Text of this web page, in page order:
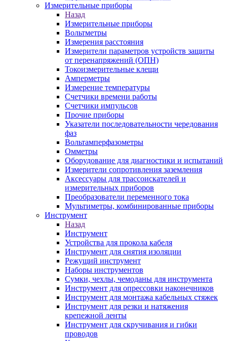
Измерительные приборы
Назад
Измерительные приборы
Вольтметры
Измерения расстояния
Измерители параметров устройств защиты
от перенапряжений (ОПН)
Токоизмерительные клещи
Амперметры
Измерение температуры
Счетчики времени работы
Счетчики импульсов
Прочие приборы
Указатели последовательности чередования
фаз
Вольтамперфазометры
Омметры
Оборудование для диагностики и испытаний
Измерители сопротивления заземления
Аксессуары для трассоискателей и
измерительных приборов
Преобразователи переменного тока
Мультиметры, комбинированные приборы
Инструмент
Назад
Инструмент
Устройства для прокола кабеля
Инструмент для снятия изоляции
Режущий инструмент
Наборы инструментов
Сумки, чехлы, чемоданы для инструмента
Инструмент для опрессовки наконечников
Инструмент для монтажа кабельных стяжек
Инструмент для резки и натяжения
крепежной ленты
Инструмент для скручивания и гибки
проводов